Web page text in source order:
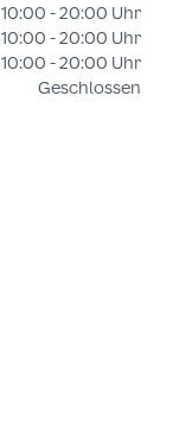
10:00 - 20:00 Uhr
10:00 - 20:00 Uhr
10:00 - 20:00 Uhr
Geschlossen